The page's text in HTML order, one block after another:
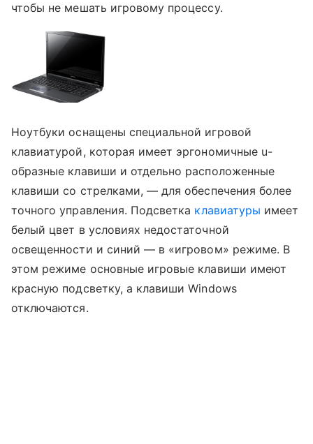
чтобы не мешать игровому процессу.
Ноутбуки оснащены специальной игровой
клавиатурой, которая имеет эргономичные u-
образные клавиши и отдельно расположенные
клавиши со стрелками, — для обеспечения более
точного управления. Подсветка клавиатуры имеет
белый цвет в условиях недостаточной
освещенности и синий — в «игровом» режиме. В
этом режиме основные игровые клавиши имеют
красную подсветку, а клавиши Windows
отключаются.